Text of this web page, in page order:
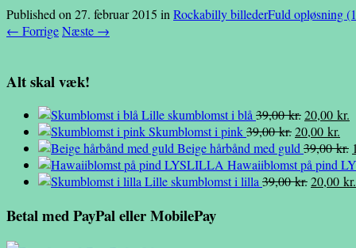
Published on 27. februar 2015 in Rockabilly billederFuld opløsning
← ForrigeNæste →
Alt skal væk!
Lille skumblomst i blå39,00kr.Den
oprindelige
pris
var:
39,00 kr..
20,00 kr.
Skumblomst i pink39,00kr.Den
oprindelige
pris
var:
20,00 kr.
er:
Beige hårbånd med guld39,00kr.
Hawaiiblomst på pind
Lille skumblomst i lilla39,00kr.Den
20,00 kr.
Betal med PayPal eller MobilePay